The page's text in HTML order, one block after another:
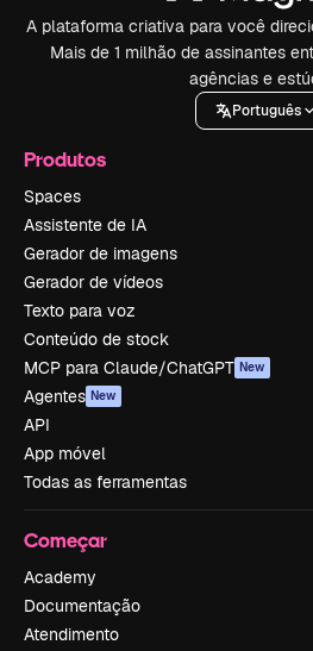
A plataforma criativa para você
Mais de 1 milhão de assinantes
agências e
Português
Produtos
Spaces
Assistente de IA
Gerador de imagens
Gerador de vídeos
Texto para voz
Conteúdo de stock
MCP para Claude/ChatGPT New
Agentes New
API
App móvel
Todas as ferramentas
Começar
Academy
Documentação
Atendimento